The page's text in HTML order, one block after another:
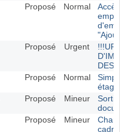
Proposé Normal
Proposé Urgent
DES
Proposé Normal
Proposé Mineur
Proposé Mineur